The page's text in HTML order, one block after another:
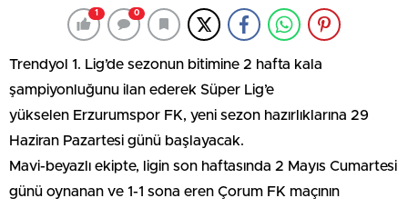
1 0
Trendyol 1. Lig’de sezonun bitimine 2 hafta kala
şampiyonluğunu ilan ederek Süper Lig’e
yükselen Erzurumspor FK, yeni sezon hazırlıklarına 29
Haziran Pazartesi günü başlayacak.
Mavi-beyazlı ekipte, ligin son haftasında 2 Mayıs Cumartesi
günü oynanan ve 1-1 sona eren Çorum FK maçının